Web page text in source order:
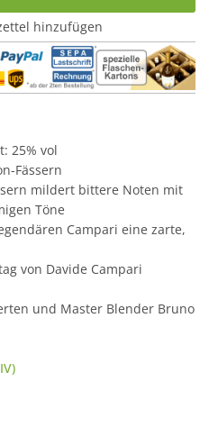
hinzufügen
25% vol
Fässern
mildert bittere Noten mit
Töne
Campari eine zarte,
von Davide Campari
und Master Blender Bruno